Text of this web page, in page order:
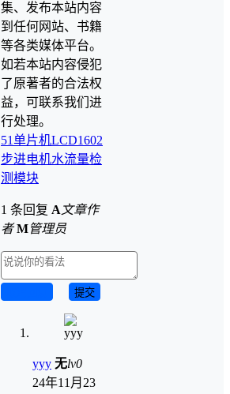
集、发布本站内容
到任何网站、书籍
等各类媒体平台。
如若本站内容侵犯
了原著者的合法权
益，可联系我们进
行处理。
51单片机LCD1602
步进电机水流量检
测模块
1 条回复 A 文章作
者 M管理员
提交
yyy 无lv0
24年11月23